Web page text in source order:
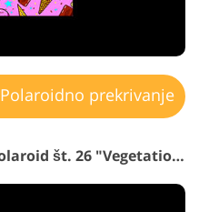
Polaroidno prekrivanje
Prozorne prekrivne folije Polaroid št. 26 "Vegetation"